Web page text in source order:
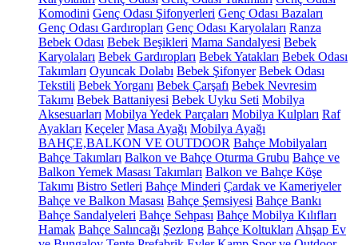
Komodini Genç Odası Şifonyerleri Genç Odası Bazaları
Genç Odası Gardıropları Genç Odası Karyolaları Ranza
Bebek Odası Bebek Beşikleri Mama Sandalyesi Bebek
Karyolaları Bebek Gardıropları Bebek Yatakları Bebek Odası
Takımları Oyuncak Dolabı Bebek Şifonyer Bebek Odası
Tekstili Bebek Yorganı Bebek Çarşafı Bebek Nevresim
Takımı Bebek Battaniyesi Bebek Uyku Seti Mobilya
Aksesuarları Mobilya Yedek Parçaları Mobilya Kulpları Raf
Ayakları Keçeler Masa Ayağı Mobilya Ayağı
BAHÇE,BALKON VE OUTDOOR Bahçe Mobilyaları
Bahçe Takımları Balkon ve Bahçe Oturma Grubu Bahçe ve
Balkon Yemek Masası Takımları Balkon ve Bahçe Köşe
Takımı Bistro Setleri Bahçe Minderi Çardak ve Kameriyeler
Bahçe ve Balkon Masası Bahçe Şemsiyesi Bahçe Bankı
Bahçe Sandalyeleri Bahçe Sehpası Bahçe Mobilya Kılıfları
Hamak Bahçe Salıncağı Şezlong Bahçe Koltukları Ahşap Ev